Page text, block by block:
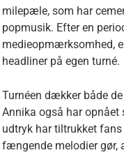
milepæle, som har
popmusik. Efter en
medieopmærksomhed,
headliner på egen turné.
Turnéen dækker både
Annika også har opnået
udtryk har tiltrukket fans
fængende melodier gør,